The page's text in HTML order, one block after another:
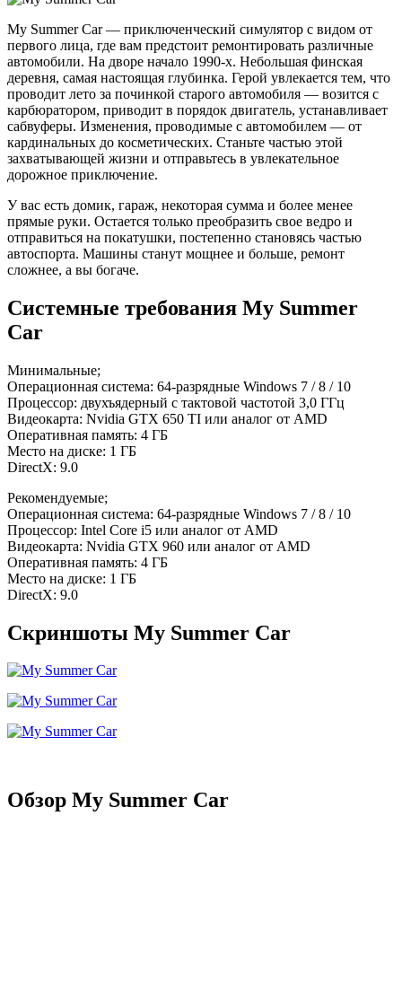
My Summer Car — приключенческий симулятор с видом от
первого лица, где вам предстоит ремонтировать различные
автомобили. На дворе начало 1990-х. Небольшая финская
деревня, самая настоящая глубинка. Герой увлекается тем, что
проводит лето за починкой старого автомобиля — возится с
карбюратором, приводит в порядок двигатель, устанавливает
сабвуферы. Изменения, проводимые с автомобилем — от
кардинальных до косметических. Станьте частью этой
захватывающей жизни и отправьтесь в увлекательное
дорожное приключение.
У вас есть домик, гараж, некоторая сумма и более менее
прямые руки. Остается только преобразить свое ведро и
отправиться на покатушки, постепенно становясь частью
автоспорта. Машины станут мощнее и больше, ремонт
сложнее, а вы богаче.
Системные требования My Summer
Car
Минимальные;
Операционная система: 64-разрядные Windows 7 / 8 / 10
Процессор: двухъядерный с тактовой частотой 3,0 ГГц
Видеокарта: Nvidia GTX 650 TI или аналог от AMD
Оперативная память: 4 ГБ
Место на диске: 1 ГБ
DirectX: 9.0
Рекомендуемые;
Операционная система: 64-разрядные Windows 7 / 8 / 10
Процессор: Intel Core i5 или аналог от AMD
Видеокарта: Nvidia GTX 960 или аналог от AMD
Оперативная память: 4 ГБ
Место на диске: 1 ГБ
DirectX: 9.0
Скриншоты My Summer Car
Обзор My Summer Car